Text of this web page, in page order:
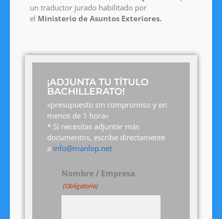
un traductor jurado habilitado por
el Ministerio de Asuntos Exteriores.
¡ADJUNTA TU TÍTULO
BACHILLERATO!
«presupuesto sin compromiso y en
menos de 1 hora»
* Si necesitas adjuntar más
documentos, escribe directamente
a info@manlop.net
Nombre / Empresa
(Obligatorio)